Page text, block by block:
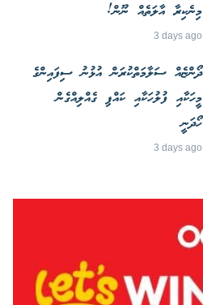
މިނެކިރާ އާލަތެއް ނޫން!
3 days ago
ދޯންޏެއް ސަލާމަތްކުރަން އުޅުނު ސިފައިންގެ
މީހަކާއި ފުލުހަކާއި ކައްޕި ގެއްލިއްގެން
ހޯދަނީ
3 days ago